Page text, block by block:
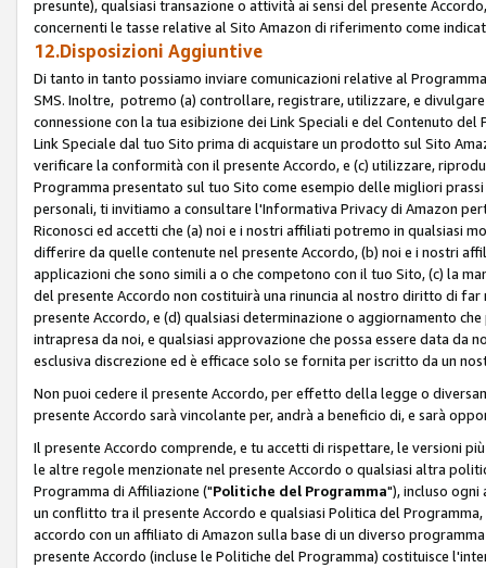
presunte), qualsiasi transazione o attività ai sensi del presente
concernenti le tasse relative al Sito Amazon di riferimento come
12.Disposizioni Aggiuntive
Di tanto in tanto possiamo inviare comunicazioni relative al
SMS. Inoltre, potremo (a) controllare, registrare, utilizzare, e
connessione con la tua esibizione dei Link Speciali e del Contenuto
Link Speciale dal tuo Sito prima di acquistare un prodotto sul Sito
verificare la conformità con il presente Accordo, e (c) utilizzare,
Programma presentato sul tuo Sito come esempio delle migliori
personali, ti invitiamo a consultare l'Informativa Privacy di Amazon
Riconosci ed accetti che (a) noi e i nostri affiliati potremo in qualsiasi
differire da quelle contenute nel presente Accordo, (b) noi e i nostri
applicazioni che sono simili a o che competono con il tuo Sito, (c) la
del presente Accordo non costituirà una rinuncia al nostro diritto di
presente Accordo, e (d) qualsiasi determinazione o aggiornamento
intrapresa da noi, e qualsiasi approvazione che possa essere data
esclusiva discrezione ed è efficace solo se fornita per iscritto da un
Non puoi cedere il presente Accordo, per effetto della legge o
presente Accordo sarà vincolante per, andrà a beneficio di, e sarà
Il presente Accordo comprende, e tu accetti di rispettare, le versioni
le altre regole menzionate nel presente Accordo o qualsiasi altra
Programma di Affiliazione ("Politiche del Programma"), incluso
un conflitto tra il presente Accordo e qualsiasi Politica del
accordo con un affiliato di Amazon sulla base di un diverso
presente Accordo (incluse le Politiche del Programma) costituisce